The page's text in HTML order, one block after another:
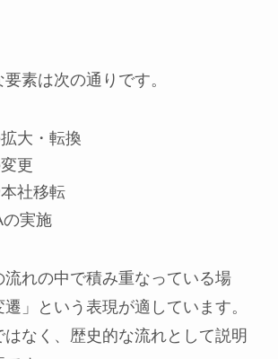
素は次の通りです。
大・転換
更
社移転
の実施
流れの中で積み重なっている場
」という表現が適しています。
なく、歴史的な流れとして説明